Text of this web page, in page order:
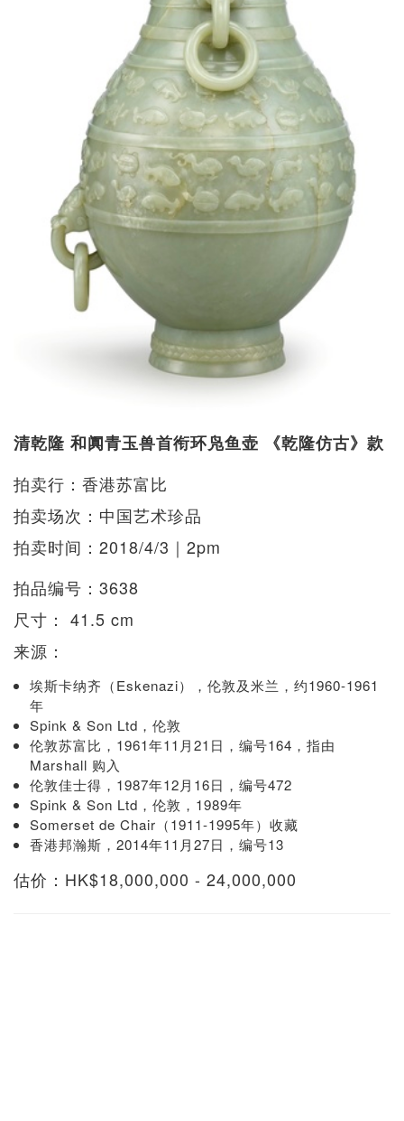
清乾隆 和阗青玉兽首衔环凫鱼壶 《乾隆仿古》款
拍卖行：香港苏富比
拍卖场次：中国艺术珍品
拍卖时间：2018/4/3｜2pm
拍品编号：3638
尺寸： 41.5 cm
来源：
埃斯卡纳齐（Eskenazi），伦敦及米兰，约1960-1961
年
Spink & Son Ltd，伦敦
伦敦苏富比，1961年11月21日，编号164，指由
Marshall 购入
伦敦佳士得，1987年12月16日，编号472
Spink & Son Ltd，伦敦，1989年
Somerset de Chair（1911-1995年）收藏
香港邦瀚斯，2014年11月27日，编号13
估价：HK$18,000,000 - 24,000,000